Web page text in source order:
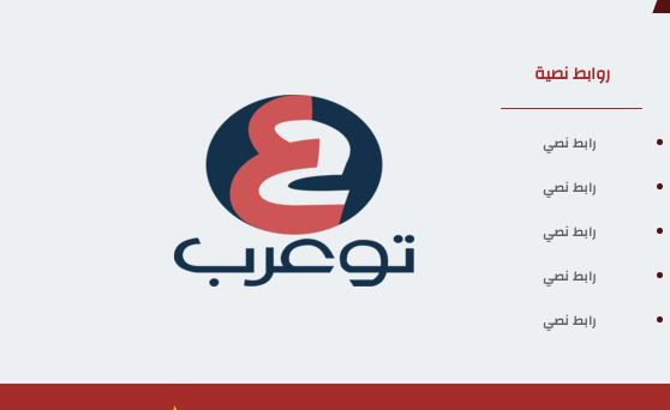
روابط نصية
رابط نصي
رابط نصي
رابط نصي
رابط نصي
رابط نصي